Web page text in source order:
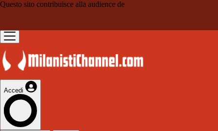
Questo sito contribuisce alla audience de
Accedi